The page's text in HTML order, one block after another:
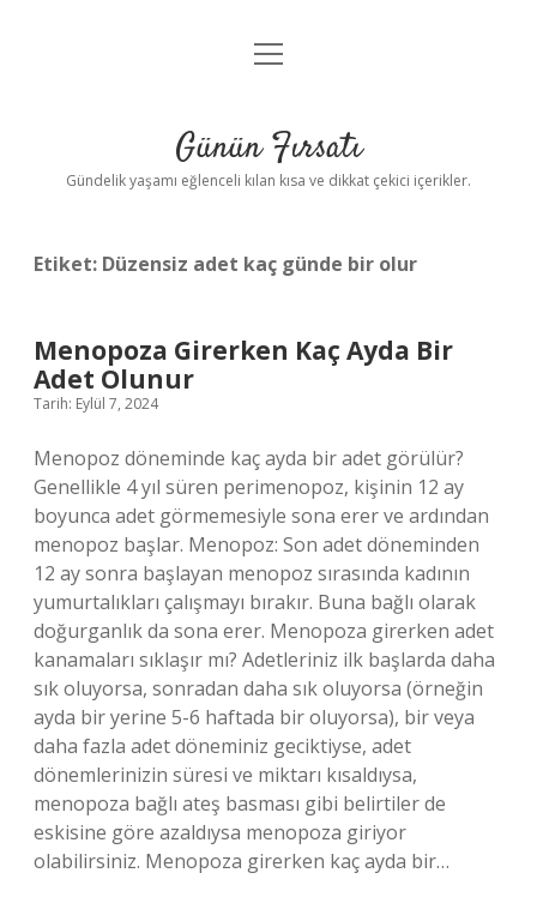
Anasayfa
Yasal Uyarı
menüyü
Günün Fırsatı
Gündelik yaşamı eğlenceli kılan kısa ve dikkat çekici içerikler.
Etiket: Düzensiz adet kaç günde bir olur
Menopoza Girerken Kaç Ayda Bir
Adet Olunur
Tarih: Eylül 7, 2024
Menopoz döneminde kaç ayda bir adet görülür?
Genellikle 4 yıl süren perimenopoz, kişinin 12 ay
boyunca adet görmemesiyle sona erer ve ardından
menopoz başlar. Menopoz: Son adet döneminden
12 ay sonra başlayan menopoz sırasında kadının
yumurtalıkları çalışmayı bırakır. Buna bağlı olarak
doğurganlık da sona erer. Menopoza girerken adet
kanamaları sıklaşır mı? Adetleriniz ilk başlarda daha
sık oluyorsa, sonradan daha sık oluyorsa (örneğin
ayda bir yerine 5-6 haftada bir oluyorsa), bir veya
daha fazla adet döneminiz geciktiyse, adet
dönemlerinizin süresi ve miktarı kısaldıysa,
menopoza bağlı ateş basması gibi belirtiler de
eskisine göre azaldıysa menopoza giriyor
olabilirsiniz. Menopoza girerken kaç ayda bir…